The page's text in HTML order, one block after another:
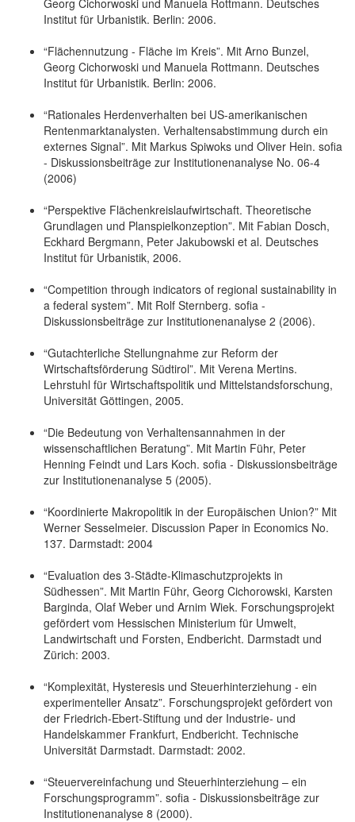
Institut für Urbanistik. Berlin: 2006.
“Flächennutzung - Fläche im Kreis”. Mit Arno Bunzel,
Georg Cichorwoski und Manuela Rottmann. Deutsches
Institut für Urbanistik. Berlin: 2006.
“Rationales Herdenverhalten bei US-amerikanischen
Rentenmarktanalysten. Verhaltensabstimmung durch ein
externes Signal”. Mit Markus Spiwoks und Oliver Hein. sofia
- Diskussionsbeiträge zur Institutionenanalyse No. 06-4
(2006)
“Perspektive Flächenkreislaufwirtschaft. Theoretische
Grundlagen und Planspielkonzeption”. Mit Fabian Dosch,
Eckhard Bergmann, Peter Jakubowski et al. Deutsches
Institut für Urbanistik, 2006.
“Competition through indicators of regional sustainability in
a federal system”. Mit Rolf Sternberg. sofia -
Diskussionsbeiträge zur Institutionenanalyse 2 (2006).
“Gutachterliche Stellungnahme zur Reform der
Wirtschaftsförderung Südtirol”. Mit Verena Mertins.
Lehrstuhl für Wirtschaftspolitik und Mittelstandsforschung,
Universität Göttingen, 2005.
“Die Bedeutung von Verhaltensannahmen in der
wissenschaftlichen Beratung”. Mit Martin Führ, Peter
Henning Feindt und Lars Koch. sofia - Diskussionsbeiträge
zur Institutionenanalyse 5 (2005).
“Koordinierte Makropolitik in der Europäischen Union?” Mit
Werner Sesselmeier. Discussion Paper in Economics No.
137. Darmstadt: 2004
“Evaluation des 3-Städte-Klimaschutzprojekts in
Südhessen”. Mit Martin Führ, Georg Cichorowski, Karsten
Barginda, Olaf Weber und Arnim Wiek. Forschungsprojekt
gefördert vom Hessischen Ministerium für Umwelt,
Landwirtschaft und Forsten, Endbericht. Darmstadt und
Zürich: 2003.
“Komplexität, Hysteresis und Steuerhinterziehung - ein
experimenteller Ansatz”. Forschungsprojekt gefördert von
der Friedrich-Ebert-Stiftung und der Industrie- und
Handelskammer Frankfurt, Endbericht. Technische
Universität Darmstadt. Darmstadt: 2002.
“Steuervereinfachung und Steuerhinterziehung – ein
Forschungsprogramm”. sofia - Diskussionsbeiträge zur
Institutionenanalyse 8 (2000).